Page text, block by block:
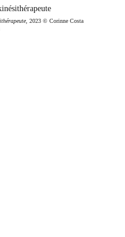
, 2023 © Corinne Costa